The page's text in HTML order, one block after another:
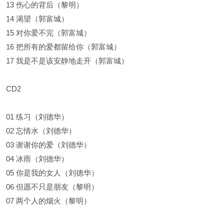
13 伤心的背后（黎明）
14 渴望（郭富城）
15 对你爱不完（郭富城）
16 把所有的爱都留给你（郭富城）
17 我是不是该安静地走开（郭富城）
CD2
01 练习（刘德华）
02 忘情水（刘德华）
03 谢谢你的爱（刘德华）
04 冰雨（刘德华）
05 你是我的女人（刘德华）
06 但愿不只是朋友（黎明）
07 两个人的烟火（黎明）